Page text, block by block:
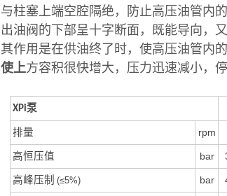
与柱塞上端空腔隔绝，防止高压油管内
出油阀的下部呈十字断面，既能导向，
其作用是在供油终了时，使高压油管内
使上方容积很快增大，压力迅速减小，停
XPi泵
排量 rpm
高恒压值 bar
高峰压制 (≤5%) bar